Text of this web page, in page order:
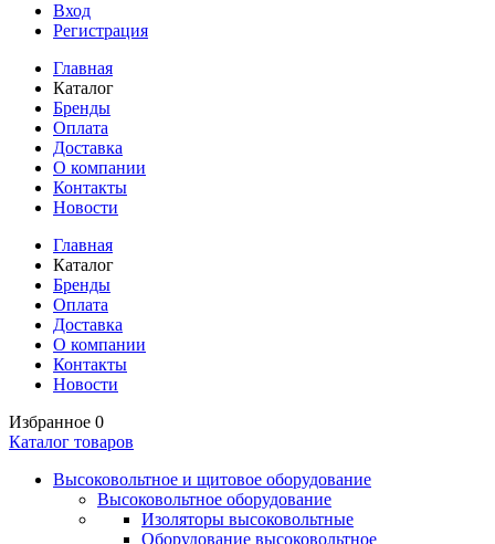
Вход
Регистрация
Главная
Каталог
Бренды
Оплата
Доставка
О компании
Контакты
Новости
Главная
Каталог
Бренды
Оплата
Доставка
О компании
Контакты
Новости
Избранное 0
Каталог товаров
Высоковольтное и щитовое оборудование
Высоковольтное оборудование
Изоляторы высоковольтные
Оборудование высоковольтное